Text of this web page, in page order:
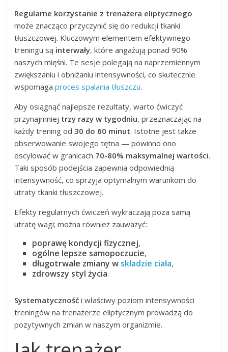
Regularne korzystanie z trenażera eliptycznego
może znacząco przyczynić się do redukcji tkanki
tłuszczowej. Kluczowym elementem efektywnego
treningu są interwały, które angażują ponad 90%
naszych mięśni. Te sesje polegają na naprzemiennym
zwiększaniu i obniżaniu intensywności, co skutecznie
wspomagaproces spalania tłuszczu.
Aby osiągnąć najlepsze rezultaty, warto ćwiczyć
przynajmniej trzy razy w tygodniu, przeznaczając na
każdy trening od30 do 60 minut. Istotne jest także
obserwowanie swojego tętna — powinno ono
oscylować w granicach 70-80% maksymalnej wartości.
Taki sposób podejścia zapewnia odpowiednią
intensywność, co sprzyja optymalnym warunkom do
utraty tkanki tłuszczowej.
Efekty regularnych ćwiczeń wykraczają poza samą
utratę wagi; można również zauważyć:
poprawę kondycji fizycznej,
ogólne lepsze samopoczucie,
długotrwałe zmiany w składzie ciała,
zdrowszy styl życia.
Systematyczność i właściwy poziom intensywności
treningów na trenażerze eliptycznym prowadzą do
pozytywnych zmian w naszym organizmie.